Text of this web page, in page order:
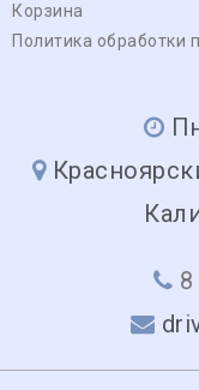
Корзина
Политика обработки